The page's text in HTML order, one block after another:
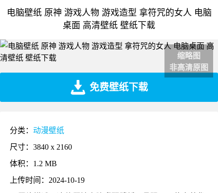
电脑壁纸 原神 游戏人物 游戏造型 拿符咒的女人 电脑
桌面 高清壁纸 壁纸下载
缩略图
非高清原图
免费壁纸下载
分类： 动漫壁纸
尺寸：3840 x 2160
体积：1.2 MB
上传时间：2024-10-19